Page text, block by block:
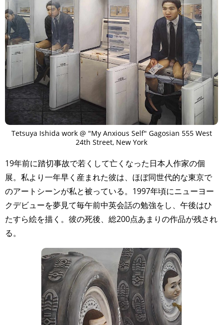
Tetsuya Ishida work @ "My Anxious Self" Gagosian 555 West
24th Street, New York
19年前に踏切事故で若くして亡くなった日本人作家の個
展。私より一年早く産まれた彼は、ほぼ同世代的な東京で
のアートシーンが私と被っている。1997年頃にニューヨー
クデビューを夢見て毎午前中英会話の勉強をし、午後はひ
たすら絵を描く。彼の死後、総200点あまりの作品が残され
る。⁡